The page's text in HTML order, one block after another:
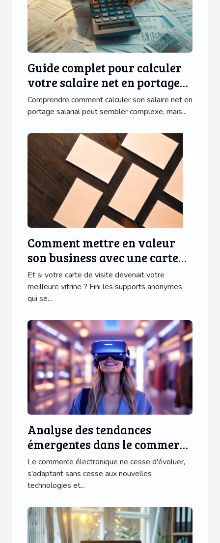
Guide complet pour calculer
votre salaire net en portage
salarial
Comprendre comment calculer son salaire net en
portage salarial peut sembler complexe, mais...
Comment mettre en valeur
son business avec une carte
de visite en bois ?
Et si votre carte de visite devenait votre
meilleure vitrine ? Fini les supports anonymes
qui se...
Analyse des tendances
émergentes dans le commerce
électronique pour 2023
Le commerce électronique ne cesse d'évoluer,
s'adaptant sans cesse aux nouvelles
technologies et...